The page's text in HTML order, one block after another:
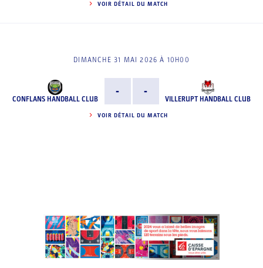
VOIR DÉTAIL DU MATCH
DIMANCHE 31 MAI 2026 À 10H00
CONFLANS HANDBALL CLUB
- -
VILLERUPT HANDBALL CLUB
VOIR DÉTAIL DU MATCH